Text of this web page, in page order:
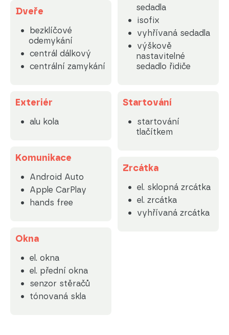
Dveře
bezklíčové
odemykání
centrál dálkový
centrální zamykání
Exteriér
alu kola
Komunikace
Android Auto
Apple CarPlay
hands free
Okna
el. okna
el. přední okna
senzor stěračů
tónovaná skla
sedadla
isofix
vyhřívaná sedadla
výškově
nastavitelné
sedadlo řidiče
Startování
startování
tlačítkem
Zrcátka
el. sklopná zrcátka
el. zrcátka
vyhřívaná zrcátka